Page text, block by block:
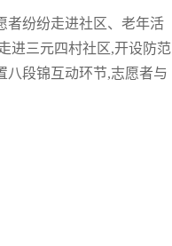
者纷纷走进社区、老年活
进三元四村社区,开设防范
八段锦互动环节,志愿者与